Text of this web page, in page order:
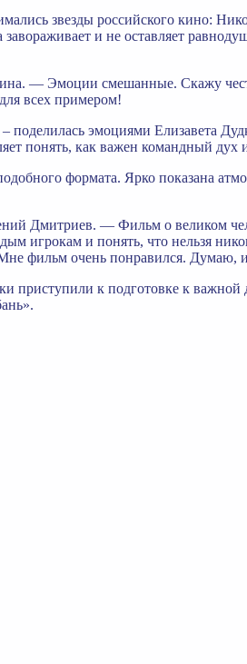
звезды российского кино:
завораживает и не оставляет
— Эмоции смешанные. Скажу
всех примером!
эмоциями Елизавета
понять, как важен командный
формата. Ярко показана
Дмитриев. — Фильм о великом
и понять, что нельзя
фильм очень понравился. Думаю,
приступили к подготовке к